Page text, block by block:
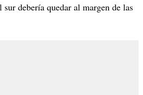
debería quedar al margen de las